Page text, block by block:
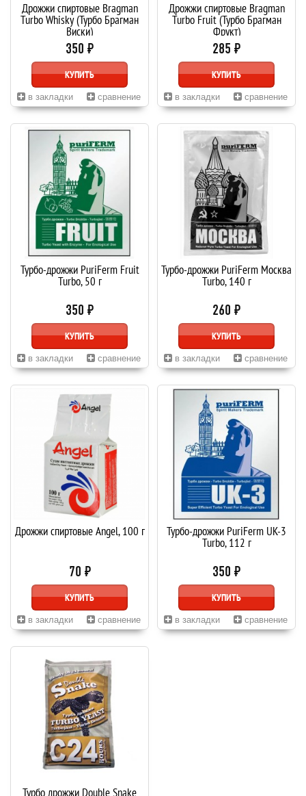
Дрожжи спиртовые Bragman
Turbo Whisky (Турбо Брагман
Виски)
350 ₽
КУПИТЬ
в закладки сравнение
Дрожжи спиртовые Bragman
Turbo Fruit (Турбо Брагман
Фрукт)
285 ₽
КУПИТЬ
в закладки сравнение
Турбо-дрожжи PuriFerm Fruit
Turbo, 50 г
350 ₽
КУПИТЬ
в закладки сравнение
Турбо-дрожжи PuriFerm Москва
Turbo, 140 г
260 ₽
КУПИТЬ
в закладки сравнение
Дрожжи спиртовые Angel, 100 г
70 ₽
КУПИТЬ
в закладки сравнение
Турбо-дрожжи PuriFerm UK-3
Turbo, 112 г
350 ₽
КУПИТЬ
в закладки сравнение
Турбо дрожжи Double Snake